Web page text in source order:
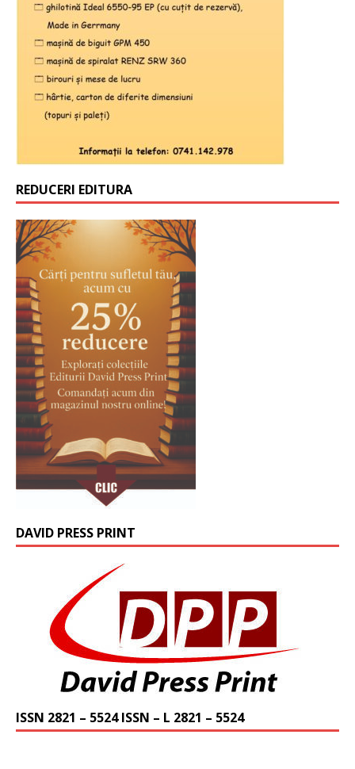
REDUCERI EDITURA
DAVID PRESS PRINT
ISSN 2821 – 5524 ISSN – L 2821 – 5524